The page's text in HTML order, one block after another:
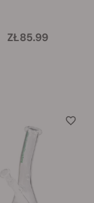
ZŁ85.99